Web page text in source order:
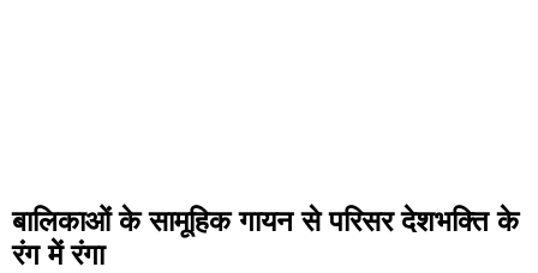
बालिकाओं के सामूहिक गायन से परिसर देशभक्ति के
रंग में रंगा